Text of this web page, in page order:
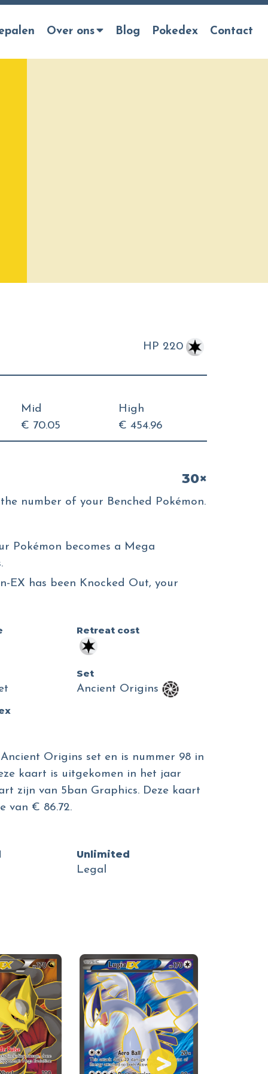
Over ons Blog Pokedex Contact
HP 220
Mid
€ 70.05
High
€ 454.96
30×
number of your Benched Pokémon.
Pokémon becomes a Mega
EX has been Knocked Out, your
Retreat cost
Set
Ancient Origins
Origins set en is nummer 98 in
kaart is uitgekomen in het jaar
zijn van 5ban Graphics. Deze kaart
van € 86.72.
Unlimited
Legal